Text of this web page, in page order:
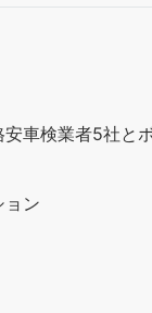
車検業者5社と
ョン